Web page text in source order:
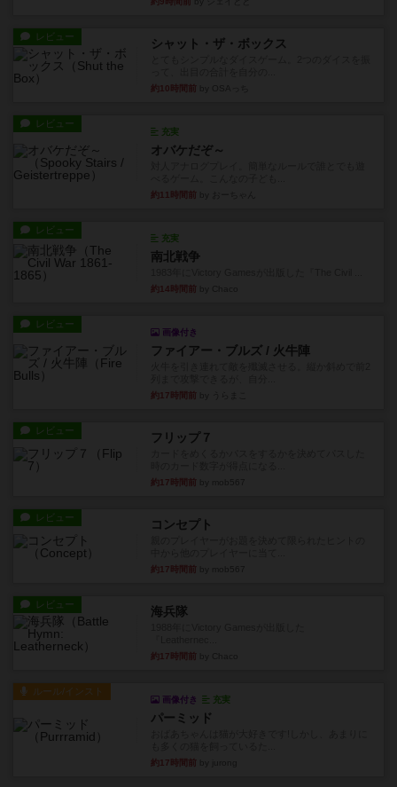
レビュー シャット・ザ・ボックス
約10時間前
レビュー
充実
オバケだぞ～
約11時間前
レビュー
充実
南北戦争
約14時間前
レビュー
画像付き
ファイアー・ブルズ / 火牛陣
約17時間前
レビュー フリップ７
約17時間前
レビュー コンセプト
約17時間前
レビュー 海兵隊
約17時間前
ルール/インスト
画像付き 充実
パーミッド
約17時間前